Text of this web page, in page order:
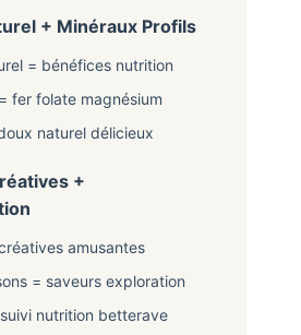
+ Minéraux Profils
= bénéfices nutrition
fer folate magnésium
naturel délicieux
+
amusantes
= saveurs exploration
nutrition betterave